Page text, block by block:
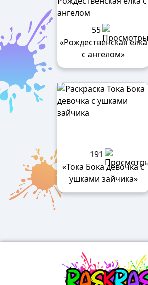
55
«Рождественская елка
с ангелом»
191
«Тока Бока девочка с
ушками зайчика»